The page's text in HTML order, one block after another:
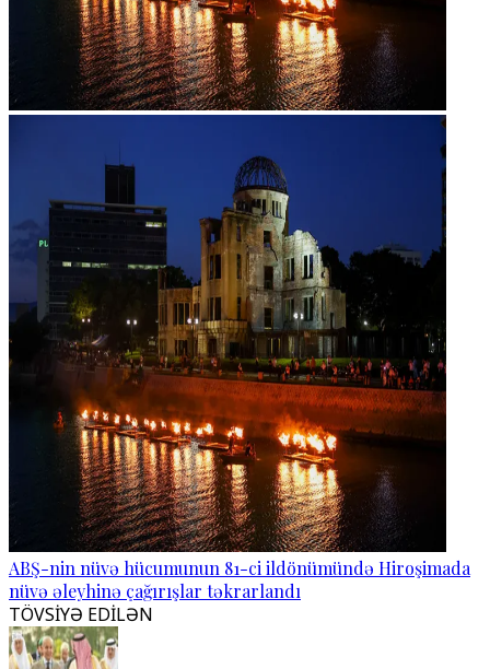
ABŞ-nin nüvə hücumunun 81-ci ildönümündə Hiroşimada
nüvə əleyhinə çağırışlar təkrarlandı
TÖVSİYƏ EDİLƏN